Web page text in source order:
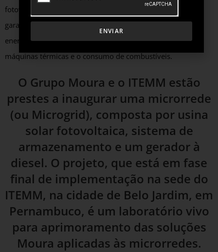
fotovoltaica, funcionando como uma reserva de energia e
garantindo a estabilidade e eficiência no suprimento
energético, reduzindo a necessidade de acionamentos e de
máquinas térmicas e o consumo de combustíveis.
O Grupo Moura e o ITEMM estão
prestes a inaugurar uma microrrede
(ou Microgrid), composta por usina
solar fotovoltaica, sistema de
armazenamento e um gerador à
diesel. O projeto, que está em fase
final de implementação na sede do
ITEMM, na cidade de Belo Jardim, em
Pernambuco, é um laboratório vivo
para aprimoramento das soluções
Moura aplicadas às microrredes.
ENVIAR